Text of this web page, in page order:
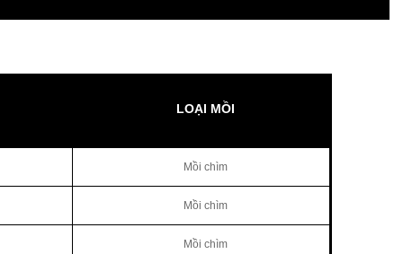
LOẠI MỒI
Mồi chìm
Mồi chìm
Mồi chìm